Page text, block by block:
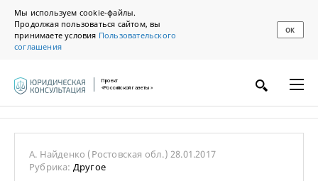
Мы используем cookie-файлы.
Продолжая пользоваться сайтом, вы
принимаете условия Пользовательского
соглашения
ОК
Проект
«Российской газеты»
А. Найденко (Ростовская обл.)28.01.2017
Рубрика: Другое